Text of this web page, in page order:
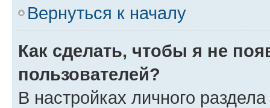
Вернуться к началу
Как сделать, чтобы я не
пользователей?
В настройках личного